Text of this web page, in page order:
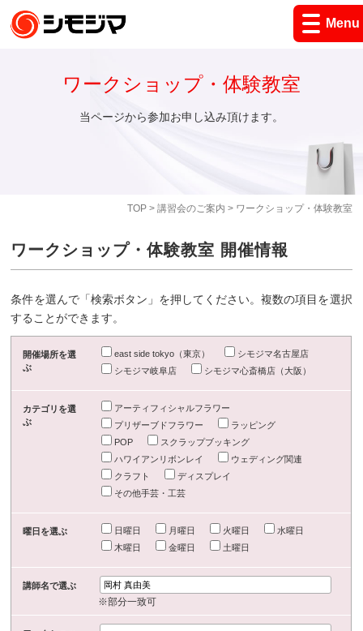
Menu
TOP> 講習会のご案内 > ワークショップ・体験教室
ワークショップ・体験教室
当ページから参加お申し込み頂けます。
ワークショップ・体験教室 開催情報
条件を選んで「検索ボタン」を押してください。複数の項目を選択
することができます。
開催場所を選
ぶ
east side tokyo（東京）
シモジマ名古屋店
シモジマ岐阜店
シモジマ心斎橋店（大阪）
カテゴリを選
ぶ
アーティフィシャルフラワー
プリザーブドフラワー
ラッピング
POP
スクラップブッキング
ハワイアンリボンレイ
ウェディング関連
クラフト
ディスプレイ
その他手芸・工芸
曜日を選ぶ 日曜日 月曜日 火曜日
水曜日
木曜日
金曜日 土曜日
講師名で選ぶ
※部分一致可